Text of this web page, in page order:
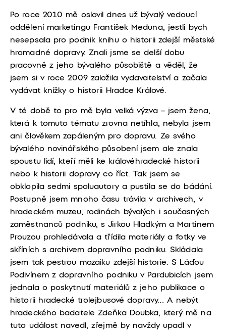
Po roce 2010 mě oslovil dnes už bývalý vedoucí
oddělení marketingu František Meduna, jestli bych
nesepsala pro podnik knihu o historii zdejší městské
hromadné dopravy. Znali jsme se delší dobu
pracovně z jeho bývalého působiště a věděl, že
jsem si v roce 2009 založila vydavatelství a začala
vydávat knížky o historii Hradce Králové.
V té době to pro mě byla velká výzva – jsem žena,
která k tomuto tématu zrovna netíhla, nebyla jsem
ani člověkem zapáleným pro dopravu. Ze svého
bývalého novinářského působení jsem ale znala
spoustu lidí, kteří měli ke královéhradecké historii
nebo k historii dopravy co říct. Tak jsem se
obklopila sedmi spoluautory a pustila se do bádání.
Postupně jsem mnoho času trávila v archivech, v
hradeckém muzeu, rodinách bývalých i současných
zaměstnanců podniku, s Jirkou Hladkým a Martinem
Prouzou prohledávala a třídila materiály a fotky ve
skříních s archivem dopravního podniku. Skládala
jsem tak pestrou mozaiku zdejší historie. S Láďou
Podivínem z dopravního podniku v Pardubicích jsem
jednala o poskytnutí materiálů z jeho publikace o
historii hradecké trolejbusové dopravy… A nebýt
hradeckého badatele Zdeňka Doubka, který mě na
tuto událost navedl, zřejmě by navždy upadl v